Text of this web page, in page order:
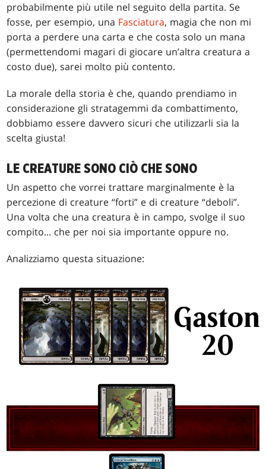
probabilmente più utile nel seguito della partita. Se
fosse, per esempio, una Fasciatura, magia che non mi
porta a perdere una carta e che costa solo un mana
(permettendomi magari di giocare un’altra creatura a
costo due), sarei molto più contento.
La morale della storia è che, quando prendiamo in
considerazione gli stratagemmi da combattimento,
dobbiamo essere davvero sicuri che utilizzarli sia la
scelta giusta!
LE CREATURE SONO CIÒ CHE SONO
Un aspetto che vorrei trattare marginalmente è la
percezione di creature “forti” e di creature “deboli”.
Una volta che una creatura è in campo, svolge il suo
compito... che per noi sia importante oppure no.
Analizziamo questa situazione: